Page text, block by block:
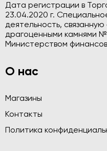
Дата регистрации в
23.04.2020 г.
деятельность,
драгоценными камнями
Министерством
О нас
Магазины
Контакты
Политика